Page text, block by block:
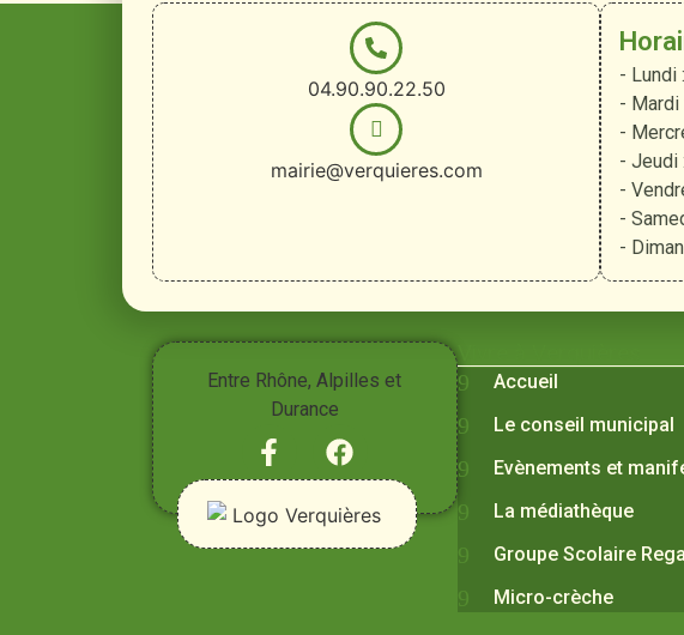
04.90.90.22.50
mairie@verquieres.com
- Lundi
- Mardi
-
- Jeudi
-
-
-
Entre Rhône, Alpilles et
Durance
Vivre à Verquières
Accueil
Le conseil municipal
Evènements et
La médiathèque
Groupe Scolaire
Micro-crèche